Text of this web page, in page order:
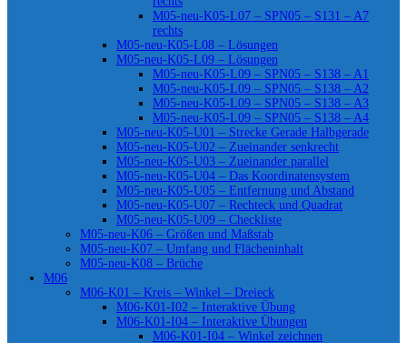
M05-neu-K05-L07 – SPN05 – S131 – A7
rechts
M05-neu-K05-L08 – Lösungen
M05-neu-K05-L09 – Lösungen
M05-neu-K05-L09 – SPN05 – S138 – A1
M05-neu-K05-L09 – SPN05 – S138 – A2
M05-neu-K05-L09 – SPN05 – S138 – A3
M05-neu-K05-L09 – SPN05 – S138 – A4
M05-neu-K05-U01 – Strecke Gerade Halbgerade
M05-neu-K05-U02 – Zueinander senkrecht
M05-neu-K05-U03 – Zueinander parallel
M05-neu-K05-U04 – Das Koordinatensystem
M05-neu-K05-U05 – Entfernung und Abstand
M05-neu-K05-U07 – Rechteck und Quadrat
M05-neu-K05-U09 – Checkliste
M05-neu-K06 – Größen und Maßstab
M05-neu-K07 – Umfang und Flächeninhalt
M05-neu-K08 – Brüche
M06
M06-K01 – Kreis – Winkel – Dreieck
M06-K01-I02 – Interaktive Übung
M06-K01-I04 – Interaktive Übungen
M06-K01-I04 – Winkel zeichnen